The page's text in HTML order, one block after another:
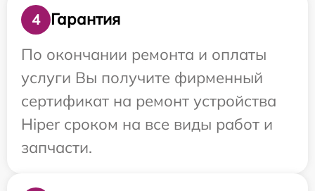
4
Гарантия
По окончании ремонта и оплаты
услуги Вы получите фирменный
сертификат на ремонт устройства
Hiper сроком на все виды работ и
запчасти.